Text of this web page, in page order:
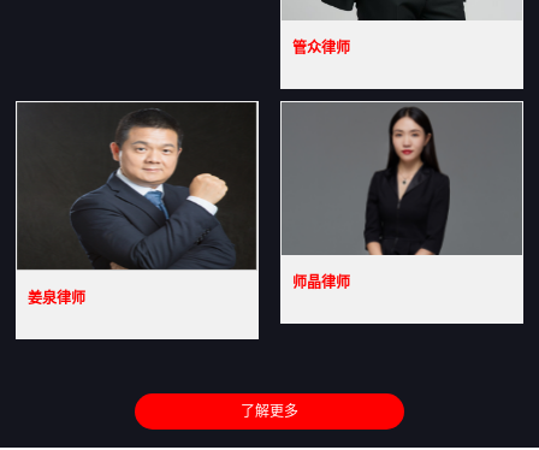
管众律师
姜泉律师
师晶律师
了解更多